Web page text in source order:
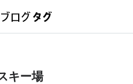
キー場